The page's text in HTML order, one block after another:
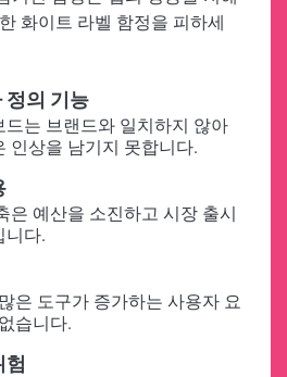
화이트 라벨 함정을 피하세
정의 기능
드는 브랜드와 일치하지 않아
인상을 남기지 못합니다.
은 예산을 소진하고 시장 출시
니다.
은 도구가 증가하는 사용자 요
습니다.
험